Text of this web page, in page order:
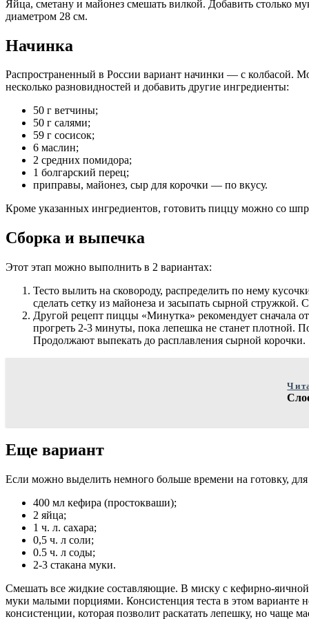
Яйца, сметану и майонез смешать вилкой. Добавить столько
диаметром 28 см.
Начинка
Распространенный в России вариант начинки — с колбасой.
несколько разновидностей и добавить другие ингредиенты:
50 г ветчины;
50 г салями;
59 г сосисок;
6 маслин;
2 средних помидора;
1 болгарский перец;
приправы, майонез, сыр для корочки — по вкусу.
Кроме указанных ингредиентов, готовить пиццу можно со
Сборка и выпечка
Этот этап можно выполнить в 2 вариантах:
Тесто вылить на сковороду, распределить по нему
сделать сетку из майонеза и засыпать сырной
Другой рецепт пиццы «Минутка» рекомендует сначала
прогреть 2-3 минуты, пока лепешка не станет плотной.
Продолжают выпекать до расплавления сырной корочки.
Еще вариант
Если можно выделить немного больше времени на готовку,
400 мл кефира (простокваши);
2 яйца;
1 ч. л. сахара;
0,5 ч. л соли;
0.5 ч. л соды;
2-3 стакана муки.
Смешать все жидкие составляющие. В миску с кефирно-яичной
муки малыми порциями. Консистенция теста в этом
консистенции, которая позволит раскатать лепешку, но чаще